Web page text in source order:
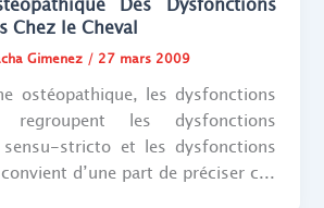
Chez le Cheval
Gimenez/ 27 mars 2009
ostéopathique, les dysfonctions
regroupent les dysfonctions
sensu-stricto et les dysfonctions
d’une part de préciser c...